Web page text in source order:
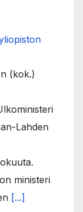
(kok.)
Lahden
ministeri
[...]